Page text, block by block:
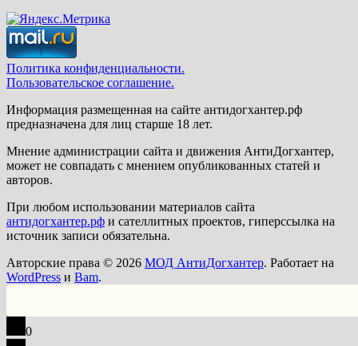
Политика конфиденциальности.
Пользовательское соглашение.
Информация размещенная на сайте антидогхантер.рф
предназначена для лиц старше 18 лет.
Мнение администрации сайта и движения АнтиДогхантер,
может не совпадать с мнением опубликованных статей и
авторов.
При любом использовании материалов сайта
антидогхантер.рф и сателлитных проектов, гиперссылка на
источник записи обязательна.
Авторские права © 2026 МОД АнтиДогхантер. Работает на
WordPress и Bam.
0